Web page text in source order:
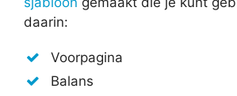
daarin:
Voorpagina
Balans